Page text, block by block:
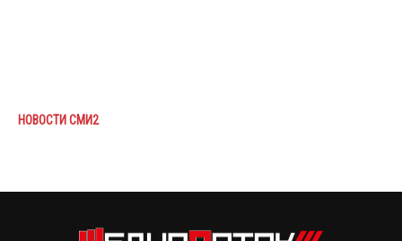
НОВОСТИ СМИ2